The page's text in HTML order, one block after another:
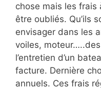
chose mais les frais
être oubliés. Qu’ils
envisager dans les
voiles,
l’entretien d’un
facture. Dernière
annuels. Ces frais